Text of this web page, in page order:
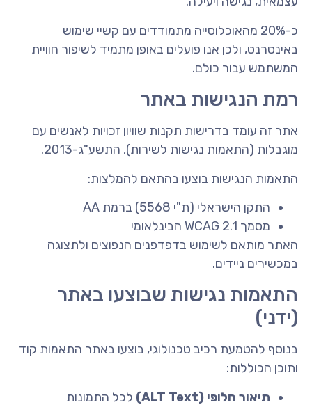
כ-20% מהאוכלוסייה מתמודדים עם קשיי שימוש
באינטרנט, ולכן אנו פועלים באופן מתמיד לשיפור חוויית
המשתמש עבור כולם.
רמת הנגישות באתר
אתר זה עומד בדרישות תקנות שוויון זכויות לאנשים עם
מוגבלות (התאמות נגישות לשירות), התשע"ג-2013.
התאמות הנגישות בוצעו בהתאם להמלצות:
התקן הישראלי (ת"י 5568) ברמת AA
מסמך WCAG 2.1 הבינלאומי
האתר מותאם לשימוש בדפדפנים הנפוצים ולתצוגה
במכשירים ניידים.
התאמות נגישות שבוצעו באתר
(ידני)
בנוסף להטמעת רכיב טכנולוגי, בוצעו באתר התאמות קוד
ותוכן הכוללות:
תיאור חלופי (ALT Text)
לכל התמונות